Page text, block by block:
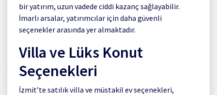
bir yatırım, uzun vadede ciddi kazanç sağlayabilir.
İmarlı arsalar, yatırımcılar için daha güvenli
seçenekler arasında yer almaktadır.
Villa ve Lüks Konut
Seçenekleri
İzmit’te satılık villa ve müstakil ev seçenekleri,